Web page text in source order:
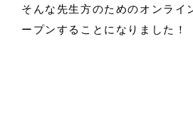
そんな先生方のためのオンライ
ープンすることになりました！